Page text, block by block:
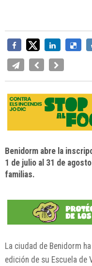
Benidorm abre la
1 de julio al 31 de
familias.
La ciudad de Benidorm
edición de su Escuela de